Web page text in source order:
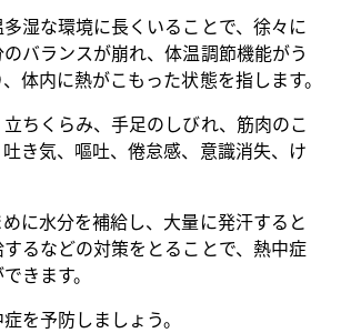
湿な環境に長くいることで、徐々に
バランスが崩れ、体温調節機能がう
体内に熱がこもった状態を指します。
ちくらみ、手足のしびれ、筋肉のこ
き気、嘔吐、倦怠感、意識消失、け
に水分を補給し、大量に発汗すると
るなどの対策をとることで、熱中症
きます。
を予防しましょう。